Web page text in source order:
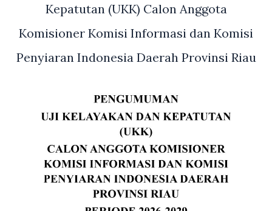
Kepatutan (UKK) Calon Anggota
Komisioner Komisi Informasi dan Komisi
Penyiaran Indonesia Daerah Provinsi Riau